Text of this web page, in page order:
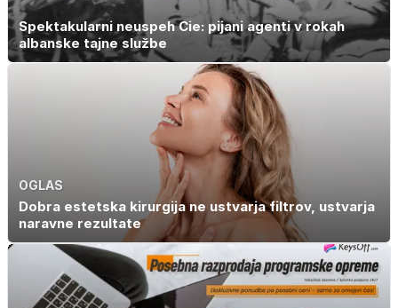
Spektakularni neuspeh Cie: pijani agenti v rokah
albanske tajne službe
OGLAS
Dobra estetska kirurgija ne ustvarja filtrov, ustvarja
naravne rezultate